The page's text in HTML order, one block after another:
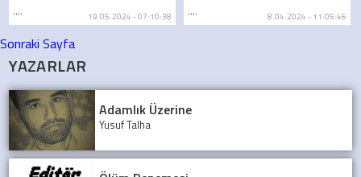
....
19.05.2024 - 07:10:38
....
8.04.2024 - 11:05:46
Sonraki Sayfa
YAZARLAR
Adamlık Üzerine
Yusuf Talha